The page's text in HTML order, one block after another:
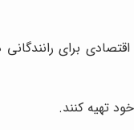
برای
تهیه کنند.